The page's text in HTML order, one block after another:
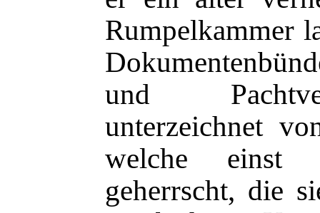
Rumpelkammer
und
unterzeichnet
welche einst
geherrscht, die